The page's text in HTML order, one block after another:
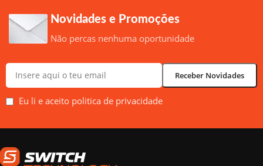
Novidades e Promoções
Não percas nenhuma oportunidade
Eu li e aceito politica de privacidade